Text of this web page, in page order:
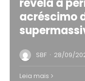
acréscimo
SBF · 28/09/
Leia mais